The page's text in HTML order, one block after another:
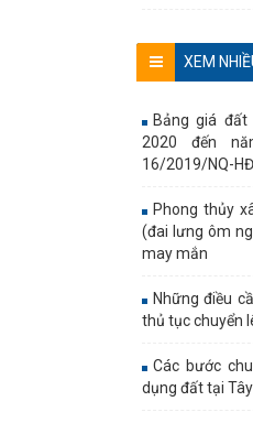
XEM
Bảng giá
2020 đến
16/2019/NQ-
Phong thủy
(đai lưng ôm
may mắn
Những điều
thủ tục chuyển
Các bước
dụng đất tại